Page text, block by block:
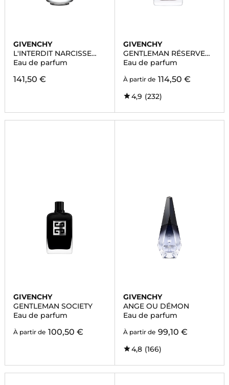
GIVENCHY
L'INTERDIT NARCISSE
BLANC
Eau de parfum
141,50 €
GIVENCHY
GENTLEMAN RÉSERVE
PRIVÉE
Eau de parfum
À partir de 114,50 €
4,9 (232)
GIVENCHY
GENTLEMAN SOCIETY
Eau de parfum
À partir de 100,50 €
GIVENCHY
ANGE OU DÉMON
Eau de parfum
À partir de 99,10 €
4,8 (166)